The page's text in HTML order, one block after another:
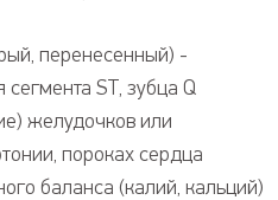
перенесенный) -
ST, зубца Q
желудочков или
пороках сердца
баланса (калий, кальций)